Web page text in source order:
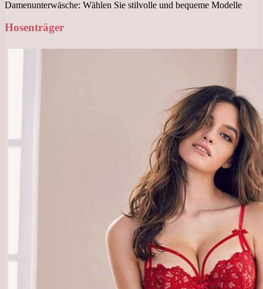
Damenunterwäsche: Wählen Sie stilvolle und bequeme Modelle
Hosenträger